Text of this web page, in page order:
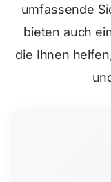
umfassende
bieten auch
die Ihnen